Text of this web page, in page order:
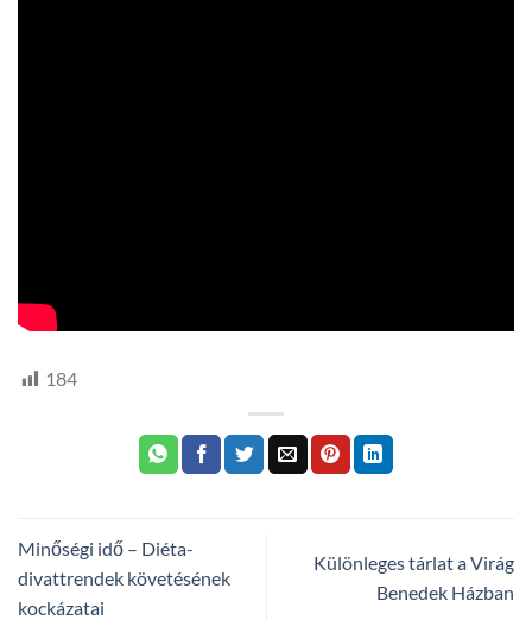
184
Minőségi idő – Diéta-
divattrendek követésének
kockázatai
Különleges tárlat a Virág
Benedek Házban